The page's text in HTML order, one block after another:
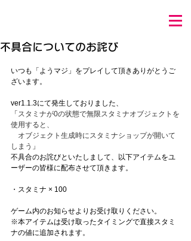
不具合についてのお詫び
いつも「ようマジ」をプレイして頂きありがとうご
ざいます。
ver1.1.3にて発生しておりました、
「 スタミナが0の状態で無限スタミナオブジェクトを
使用すると、
オブジェクト生成時にスタミナショップが開いて
しまう 」
不具合のお詫びといたしまして、以下アイテムをユ
ーザーの皆様に配布させて頂きます。
・スタミナ × 100
ゲーム内のお知らせよりお受け取りください。
※本アイテムは受け取ったタイミングで直接スタミ
ナの値に追加されます。